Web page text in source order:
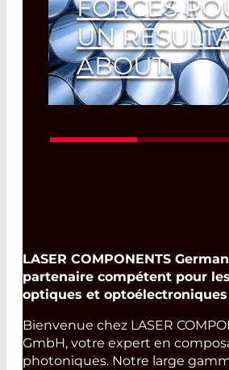
FORCES
UN
ABOUTI
LASER COMPONENTS
partenaire compétent pour
optiques et
Bienvenue chez LASER
GmbH, votre expert en
photoniques. Notre large